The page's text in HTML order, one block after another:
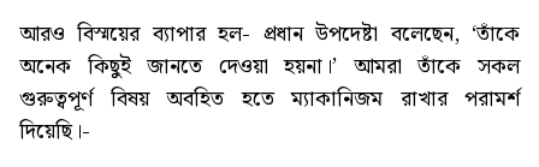
আরও বিস্ময়ের ব্যাপার হল- প্রধান উপদেষ্টা বলেছেন, ‘তাঁকে
অনেক কিছুই জানতে দেওয়া হয়না।’ আমরা তাঁকে সকল
গুরুত্বপূর্ণ বিষয় অবহিত হতে ম্যাকানিজম রাখার পরামর্শ
দিয়েছি।-